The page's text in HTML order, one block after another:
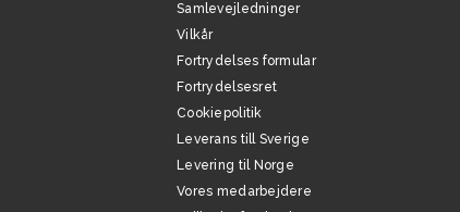
Samlevejledninger
Vilkår
Fortrydelses formular
Fortrydelsesret
Cookiepolitik
Leverans till Sverige
Levering til Norge
Vores medarbejdere